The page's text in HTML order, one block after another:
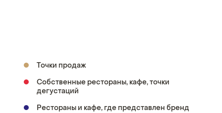
Точки продаж
Собственные рестораны, кафе, точки
дегустаций
Рестораны и кафе, где представлен бренд